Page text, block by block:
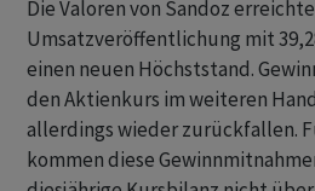
Die Valoren von Sandoz
Umsatzveröffentlichung mit
einen neuen Höchststand.
den Aktienkurs im weiteren
allerdings wieder zurückfallen.
kommen diese